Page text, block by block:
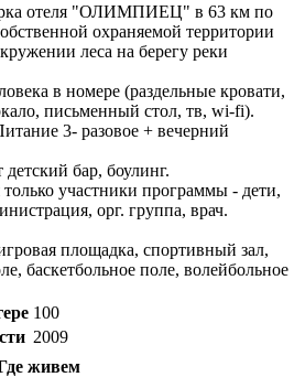
отеля "ОЛИМПИЕЦ" в 63 км по
охраняемой территории
леса на берегу реки
в номере (раздельные кровати,
письменный стол, тв, wi-fi).
3- разовое + вечерний
бар, боулинг.
участники программы - дети,
орг. группа, врач.
площадка, спортивный зал,
баскетбольное поле, волейбольное
100
2009
живем